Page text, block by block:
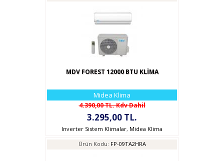
MDV FOREST 12000 BTU KLİMA
Midea Klima
4.390,00 TL. Kdv Dahil
3.295,00 TL.
Inverter Sistem Klimalar, Midea Klima
Ürün Kodu: FP-09TA2HRA